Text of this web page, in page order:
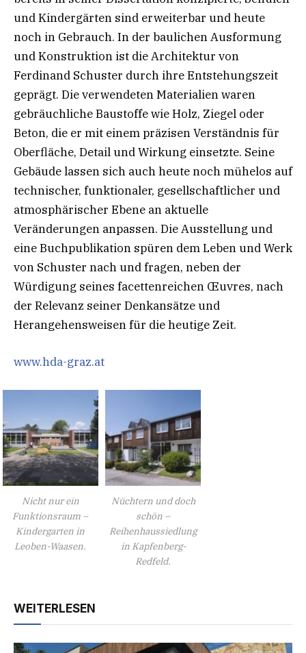
und Kindergärten sind erweiterbar und heute
noch in Gebrauch. In der baulichen Ausformung
und Konstruktion ist die Architektur von
Ferdinand Schuster durch ihre Entstehungszeit
geprägt. Die verwendeten Materialien waren
gebräuchliche Baustoffe wie Holz, Ziegel oder
Beton, die er mit einem präzisen Verständnis für
Oberfläche, Detail und Wirkung einsetzte. Seine
Gebäude lassen sich auch heute noch mühelos auf
technischer, funktionaler, gesellschaftlicher und
atmosphärischer Ebene an aktuelle
Veränderungen anpassen. Die Ausstellung und
eine Buchpublikation spüren dem Leben und Werk
von Schuster nach und fragen, neben der
Würdigung seines facettenreichen Œuvres, nach
der Relevanz seiner Denkansätze und
Herangehensweisen für die heutige Zeit.
www.hda-graz.at
Nicht nur ein
Funktionsraum –
Kindergarten in
Leoben-Waasen.
Nüchtern und doch
schön –
Reihenhaussiedlung
in Kapfenberg-
Redfeld.
WEITERLESEN